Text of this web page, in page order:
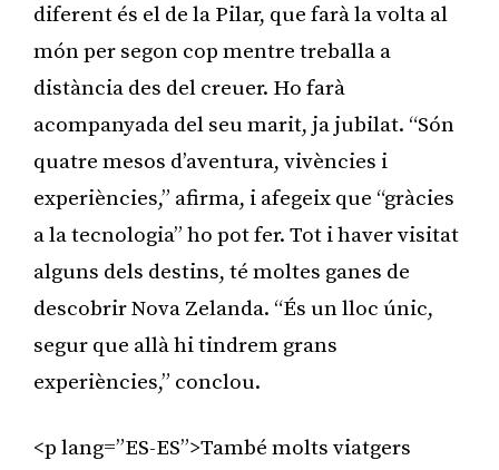
diferent és el de la Pilar, que farà la volta al
món per segon cop mentre treballa a
distància des del creuer. Ho farà
acompanyada del seu marit, ja jubilat. “Són
quatre mesos d’aventura, vivències i
experiències,” afirma, i afegeix que “gràcies
a la tecnologia” ho pot fer. Tot i haver visitat
alguns dels destins, té moltes ganes de
descobrir Nova Zelanda. “És un lloc únic,
segur que allà hi tindrem grans
experiències,” conclou.
<p lang=”ES-ES”>També molts viatgers